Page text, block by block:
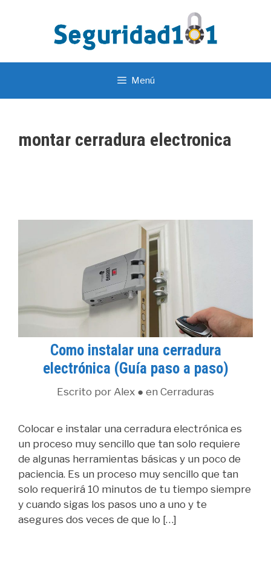
Menú
montar cerradura electronica
Como instalar una cerradura
electrónica (Guía paso a paso)
Escrito por Alex ● en Cerraduras
Colocar e instalar una cerradura electrónica es
un proceso muy sencillo que tan solo requiere
de algunas herramientas básicas y un poco de
paciencia. Es un proceso muy sencillo que tan
solo requerirá 10 minutos de tu tiempo siempre
y cuando sigas los pasos uno a uno y te
asegures dos veces de que lo […]